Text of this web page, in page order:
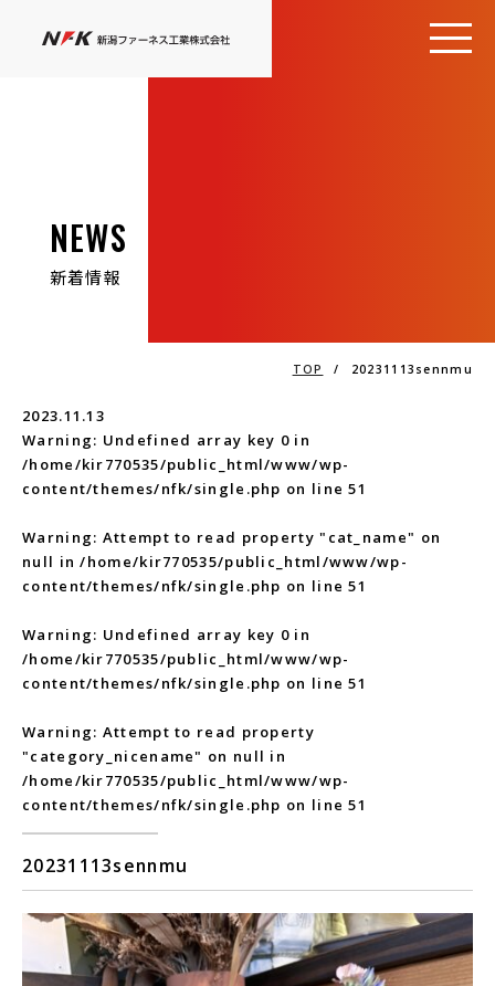
NEWS
新着情報
TOP / 20231113sennmu
2023.11.13
Warning: Undefined array key 0 in
/home/kir770535/public_html/www/wp-
content/themes/nfk/single.php on line51
Warning: Attempt to read property "cat_name" on
null in/home/kir770535/public_html/www/wp-
content/themes/nfk/single.php on line51
Warning: Undefined array key 0 in
/home/kir770535/public_html/www/wp-
content/themes/nfk/single.php on line51
Warning: Attempt to read property
"category_nicename" on null in
/home/kir770535/public_html/www/wp-
content/themes/nfk/single.php on line51
20231113sennmu